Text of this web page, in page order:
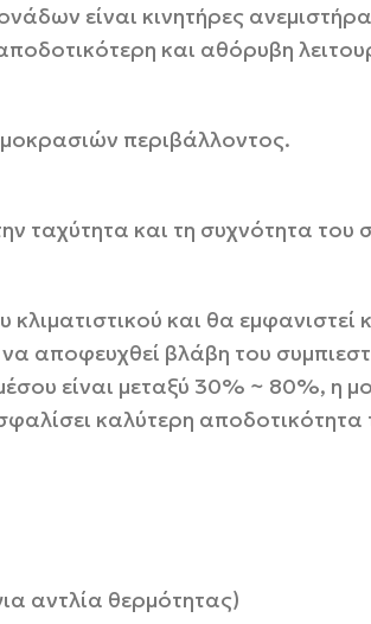
είναι κινητήρες
και αθόρυβη
περιβάλλοντος.
ταχύτητα και τη συχνότητα του
και θα
αποφευχθεί βλάβη του
είναι μεταξύ 30% ~ 80%, η
καλύτερη
αντλία θερμότητας)